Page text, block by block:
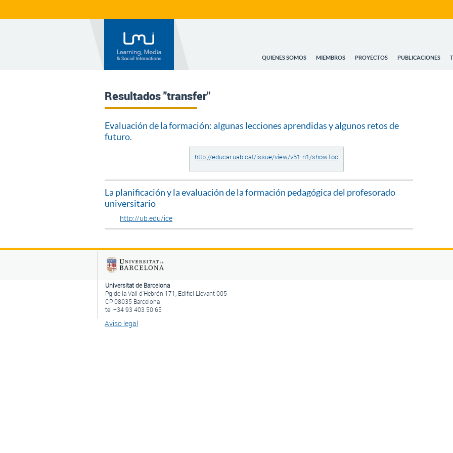
QUIENES SOMOS MIEMBROS PROYECTOS PUBLICACIONES
Resultados "transfer"
Evaluación de la formación: algunas lecciones aprendidas y algunos retos de
futuro.
http://educar.uab.cat/issue/view/v51-n1/showToc
La planificación y la evaluación de la formación pedagógica del profesorado
universitario
http://ub.edu/ice
Universitat de Barcelona
Pg de la Vall d'Hebrón 171, Edifici Llevant 005
CP 08035 Barcelona
tel +34 93 403 50 65
Aviso legal